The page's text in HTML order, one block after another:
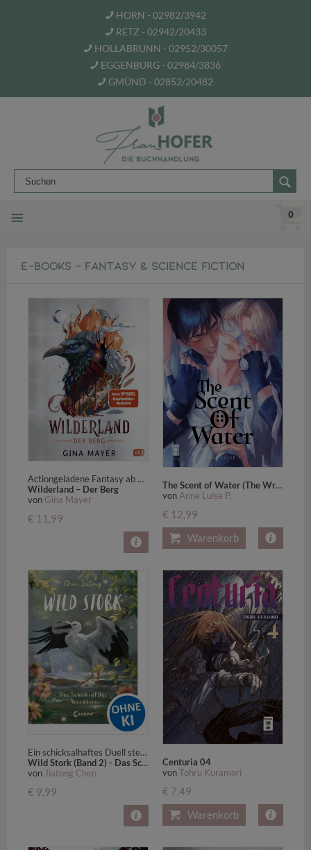
HORN - 02982/3942
RETZ - 02942/20433
HOLLABRUNN - 02952/30057
EGGENBURG - 02984/3836
GMÜND - 02852/20482
0
E-BOOKS - FANTASY & SCIENCE FICTION
Actiongeladene Fantasy ab 11 Jahren
Wilderland – Der Berg
von Gina Mayer
€ 11,99
The Scent of Water (The Wrong Scents: Roman 3)
vonAnne Luise P.
€ 12,99
Warenkorb
Ein schicksalhaftes Duell steht bevor! - All-Age-Tierfantasy des Bestsellerautors von White-Fox - Für Kinder ab 9 Jahren
Wild Stork (Band 2) - Das Schicksal des Verräters
von Jiatong Chen
€ 9,99
Centuria 04
vonTohru Kuramori
€ 7,49
Warenkorb